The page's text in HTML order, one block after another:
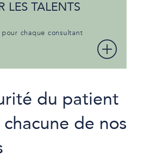
LES TALENTS
pour chaque consultant
du patient
de nos